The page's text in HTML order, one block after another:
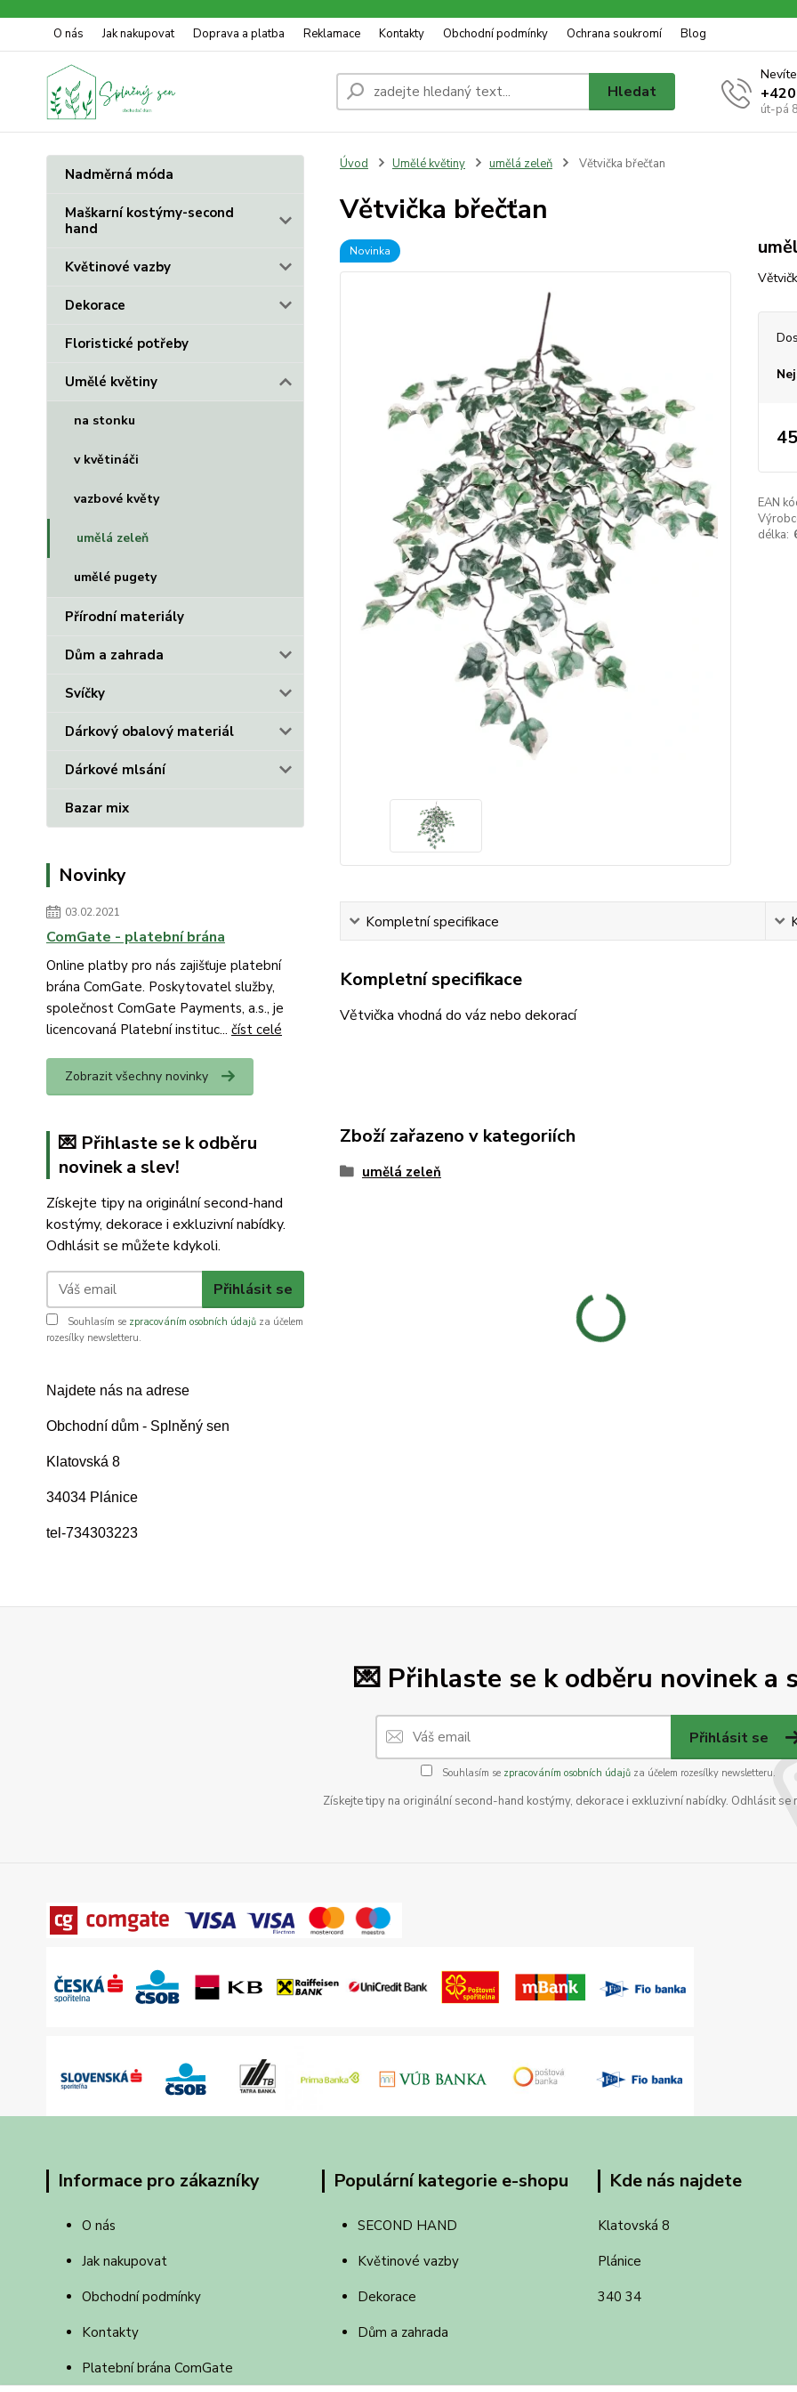
O nás Jak nakupovat Doprava a platba Reklamace Kontakty Obchodní podmínky Ochrana soukromí Blog
Hledat
út-pá
Nadměrná móda
Maškarní kostýmy-second
hand
Květinové vazby
Dekorace
Floristické potřeby
Umělé květiny
na stonku
v květináči
vazbové květy
umělá zeleň
umělé pugety
Přírodní materiály
Dům a zahrada
Svíčky
Dárkový obalový materiál
Dárkové mlsání
Bazar mix
Novinky
03.02.2021
ComGate - platební brána
Online platby pro nás zajišťuje platební
brána ComGate. Poskytovatel služby,
společnost ComGate Payments, a.s., je
licencovaná Platební instituc... číst celé
Zobrazit všechny novinky
💌 Přihlaste se k odběru
novinek a slev!
Získejte tipy na originální second-hand
kostýmy, dekorace i exkluzivní nabídky.
Odhlásit se můžete kdykoli.
Přihlásit se
Souhlasím se zpracováním osobních údajů za účelem
rozesílky newsletteru.
Najdete nás na adrese
Obchodní dům - Splněný sen
Klatovská 8
34034 Plánice
tel-734303223
Úvod Umělé květiny umělá zeleň Větvička břečťan
Větvička břečťan
Novinka
EAN
délka:
Kompletní specifikace
Kompletní specifikace
Větvička vhodná do váz nebo dekorací
Zboží zařazeno v kategoriích
umělá zeleň
💌 Přihlaste se k odběru novinek a
Přihlásit se
Souhlasím se zpracováním osobních údajůza účelem rozesílky newsletteru.
Získejte tipy na originální second-hand kostýmy, dekorace i exkluzivní nabídky. Odhlásit se
Informace pro zákazníky
O nás
Jak nakupovat
Obchodní podmínky
Kontakty
Platební brána ComGate
Populární kategorie e-shopu
SECOND HAND
Květinové vazby
Dekorace
Dům a zahrada
Kde nás najdete
Klatovská 8
Plánice
340 34